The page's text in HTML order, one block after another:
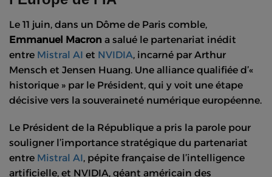
Le 11 juin, dans un Dôme de Paris comble,
Emmanuel Macron a salué le partenariat inédit
entre Mistral AI et NVIDIA, incarné par Arthur
Mensch et Jensen Huang. Une alliance qualifiée d’«
historique » par le Président, qui y voit une étape
décisive vers la souveraineté numérique européenne.
Le Président de la République a pris la parole pour
souligner l’importance stratégique du partenariat
entre Mistral AI, pépite française de l’intelligence
artificielle, et NVIDIA, géant américain des